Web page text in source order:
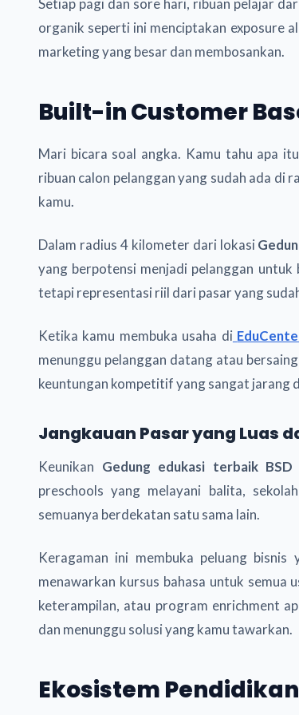
Setiap pagi dan sore hari, ribuan pelajar
organik seperti ini menciptakan exposure
marketing yang besar dan membosankan.
Built-in Customer
Mari bicara soal angka. Kamu tahu apa
ribuan calon pelanggan yang sudah ada di
kamu.
Dalam radius 4 kilometer dari lokasi
yang berpotensi menjadi pelanggan
tetapi representasi riil dari pasar yang
Ketika kamu membuka usaha di
menunggu pelanggan datang atau
keuntungan kompetitif yang sangat jarang
Jangkauan Pasar yang Luas
Keunikan Gedung edukasi terbaik BSD
preschools yang melayani balita,
semuanya berdekatan satu sama lain.
Keragaman ini membuka peluang
menawarkan kursus bahasa untuk semua
keterampilan, atau program enrichment
dan menunggu solusi yang kamu tawarkan.
Ekosistem